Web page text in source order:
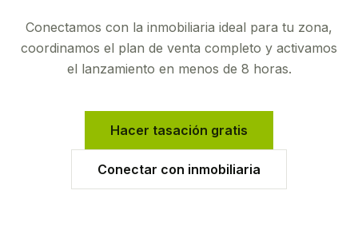
Conectamos con la inmobiliaria ideal para tu zona,
coordinamos el plan de venta completo y activamos
el lanzamiento en menos de 8 horas.
Hacer tasación gratis
Conectar con inmobiliaria